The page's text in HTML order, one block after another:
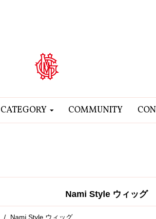
CATEGORY COMMUNITY
Nami Style ウィッグ
Nami Style ウィッグ